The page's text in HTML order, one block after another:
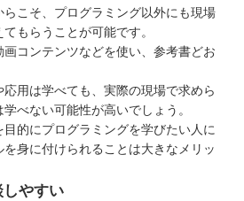
こそ、プログラミング以外にも現場
もらうことが可能です。
コンテンツなどを使い、参考書どお
用は学べても、実際の現場で求めら
べない可能性が高いでしょう。
的にプログラミングを学びたい人に
身に付けられることは大きなメリッ
やすい